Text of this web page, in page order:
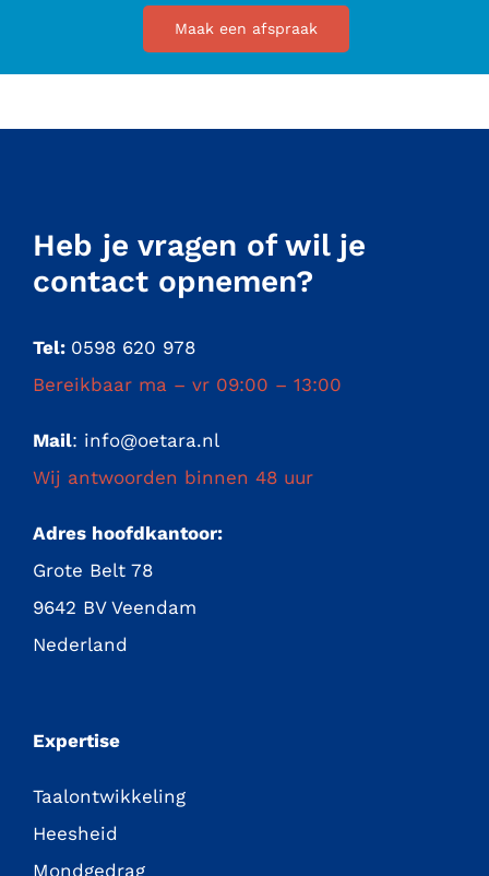
Maak een afspraak
Heb je vragen of wil je
contact opnemen?
Tel: 0598 620 978
Bereikbaar ma – vr 09:00 – 13:00
Mail: info@oetara.nl
Wij antwoorden binnen 48 uur
Adres hoofdkantoor:
Grote Belt 78
9642 BV Veendam
Nederland
Expertise
Taalontwikkeling
Heesheid
Mondgedrag